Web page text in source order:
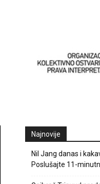
Najnovije
Nil Jang danas i
Poslušajte 11-